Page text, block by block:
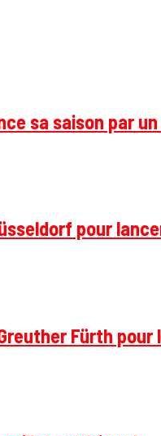
sa saison par
pour
Fürth pour